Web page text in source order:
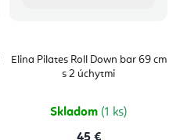
Elina Pilates Roll Down bar 69 cm
s 2 úchytmi
Skladom (1 ks)